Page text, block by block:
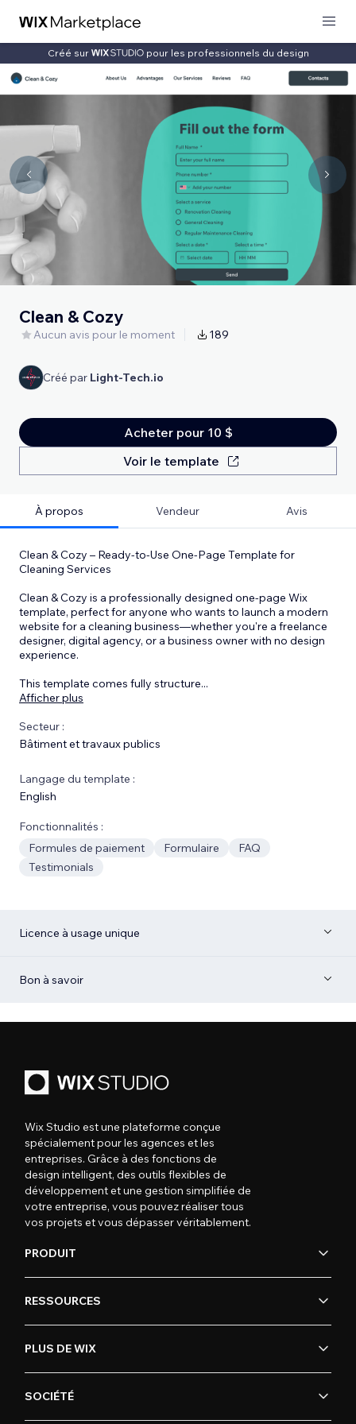
Créé sur pour les professionnels du design
Clean & Cozy
Aucun avis pour le moment 189
Créé par Light-Tech.io
Acheter pour 10 $
Voir le template
À propos Vendeur Avis
Clean & Cozy – Ready-to-Use One-Page Template for
Cleaning Services
Clean & Cozy is a professionally designed one-page Wix
template, perfect for anyone who wants to launch a modern
website for a cleaning business—whether you're a freelance
designer, digital agency, or a business owner with no design
experience.
This template comes fully structure...
Afficher plus
Secteur :
Bâtiment et travaux publics
Langage du template :
English
Fonctionnalités :
Formules de paiement
Formulaire
FAQ
Testimonials
Licence à usage unique
Bon à savoir
Wix Studio est une plateforme conçue
spécialement pour les agences et les
entreprises. Grâce à des fonctions de
design intelligent, des outils flexibles de
développement et une gestion simplifiée de
votre entreprise, vous pouvez réaliser tous
vos projets et vous dépasser véritablement.
PRODUIT
RESSOURCES
PLUS DE WIX
SOCIÉTÉ